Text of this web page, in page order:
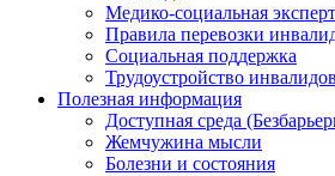
Медико-социальная
Правила перевозки
Социальная поддержка
Трудоустройство инвалидов
Полезная информация
Доступная среда
Жемчужина мысли
Болезни и состояния